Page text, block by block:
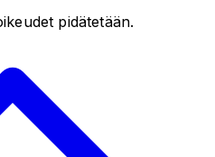
pidätetään.